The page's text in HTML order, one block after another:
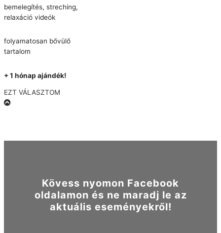
bemelegítés, streching,
relaxáció videók
folyamatosan bővülő
tartalom
+ 1 hónap ajándék!
EZT VÁLASZTOM
Kövess nyomon Facebook
oldalamon és ne maradj le az
aktuális eseményekről!